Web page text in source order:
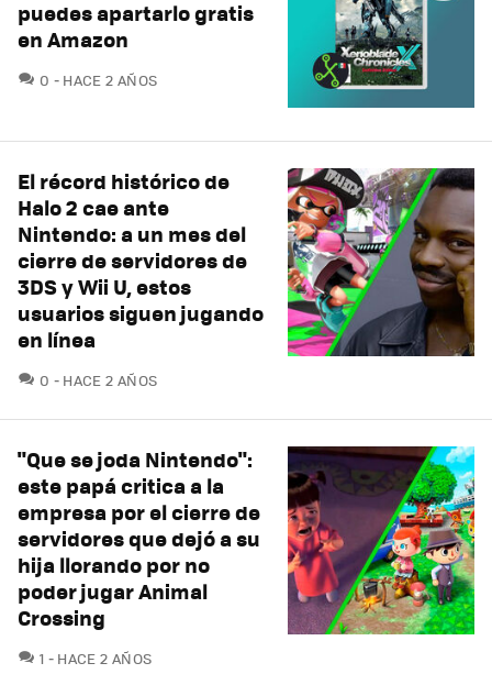
puedes apartarlo gratis
en Amazon
0 COMENTARIOS
HACE 2 AÑOS
El récord histórico de
Halo 2 cae ante
Nintendo: a un mes del
cierre de servidores de
3DS y Wii U, estos
usuarios siguen jugando
en línea
0 COMENTARIOS
HACE 2 AÑOS
"Que se joda Nintendo":
este papá critica a la
empresa por el cierre de
servidores que dejó a su
hija llorando por no
poder jugar Animal
Crossing
1 COMENTARIOS
HACE 2 AÑOS